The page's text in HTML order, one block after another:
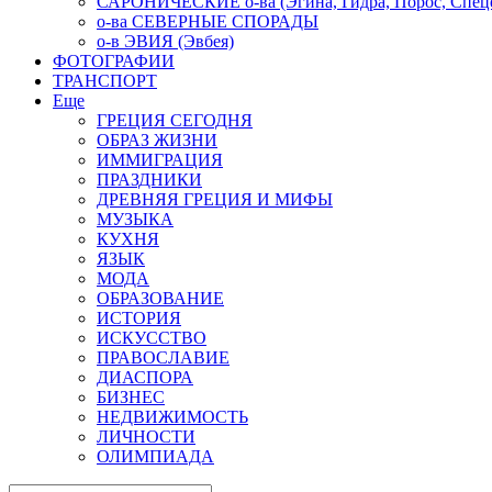
о-ва СЕВЕРНЫЕ СПОРАДЫ
о-в ЭВИЯ (Эвбея)
ФОТОГРАФИИ
ТРАНСПОРТ
Еще
ГРЕЦИЯ СЕГОДНЯ
ОБРАЗ ЖИЗНИ
ИММИГРАЦИЯ
ПРАЗДНИКИ
ДРЕВНЯЯ ГРЕЦИЯ И МИФЫ
МУЗЫКА
КУХНЯ
ЯЗЫК
МОДА
ОБРАЗОВАНИЕ
ИСТОРИЯ
ИСКУССТВО
ПРАВОСЛАВИЕ
ДИАСПОРА
БИЗНЕС
НЕДВИЖИМОСТЬ
ЛИЧНОСТИ
ОЛИМПИАДА